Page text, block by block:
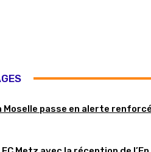
Moselle passe en alerte